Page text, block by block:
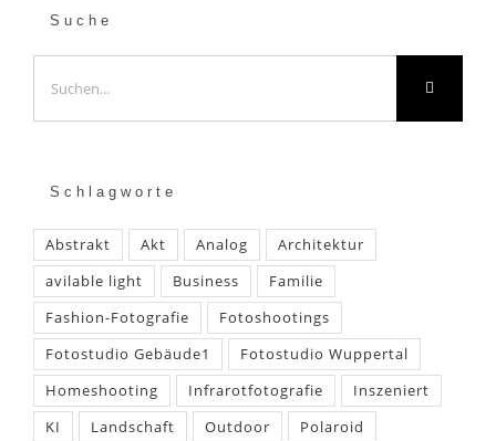
Suche
nach:
Schlagworte
Abstrakt Akt Analog
Architektur
avilable light
Business
Familie
Fashion-Fotografie
Fotoshootings
Fotostudio Gebäude1
Fotostudio Wuppertal
Homeshooting
Infrarotfotografie
Inszeniert
KI
Landschaft Outdoor
Polaroid